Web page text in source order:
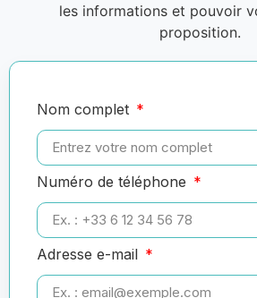
les informations et pouvoir
proposition.
Nom complet
Numéro de téléphone
Adresse e-mail